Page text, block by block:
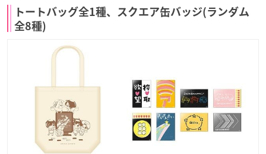
トートバッグ全1種、スクエア缶バッジ(ランダム
全8種)